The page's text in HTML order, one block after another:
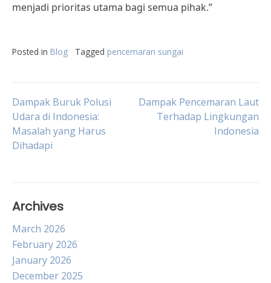
menjadi prioritas utama bagi semua pihak.”
Posted in Blog Tagged pencemaran sungai
Post
navigation
Dampak Buruk Polusi
Udara di Indonesia:
Masalah yang Harus
Dihadapi
Dampak Pencemaran Laut
Terhadap Lingkungan
Indonesia
Archives
March 2026
February 2026
January 2026
December 2025